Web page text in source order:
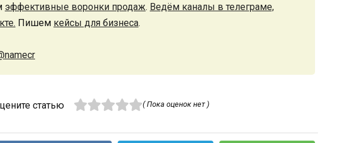
эффективные воронки продаж. Ведём каналы в телеграме,
Пишем кейсы для бизнеса.
статью ( Пока оценок нет )